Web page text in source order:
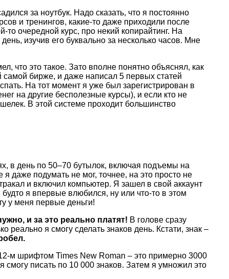
за ноутбук. Надо сказать, что я постоянно
и тренингов, какие-то даже приходили после
то очередной курс, про некий копирайтинг. На
изучив его буквально за несколько часов. Мне
что это такое. Зато вполне понятно объяснял, как
самой бирже, и даже написал 5 первых статей
На тот момент я уже был зарегистрирован в
на другие бесполезные курсы), и если кто не
В этой системе проходит большинство
в день по 50–70 бутылок, включая подъемы на
даже подумать не мог, точнее, на это просто не
и включил компьютер. Я зашел в свой аккаунт
я впервые влюбился, ну или что-то в этом
у меня первые деньги!
и за это реально платят! В голове сразу
я смогу сделать знаков день. Кстати, знак –
м шрифтом Times New Roman – это примерно 3000
смогу писать по 10 000 знаков. Затем я умножил это